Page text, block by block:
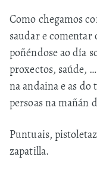
Como chegamos
saudar e comentar
poñéndose ao día
proxectos, saúde,
na andaina e as
persoas na mañán
Puntuais,
zapatilla.